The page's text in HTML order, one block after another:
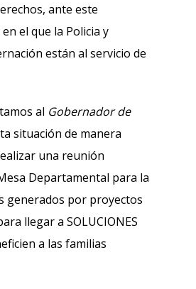
ante este
el que la Policia y
están al servicio de
al Gobernador de
situación de manera
una reunión
Departamental para la
generados por proyectos
llegar a SOLUCIONES
a las familias